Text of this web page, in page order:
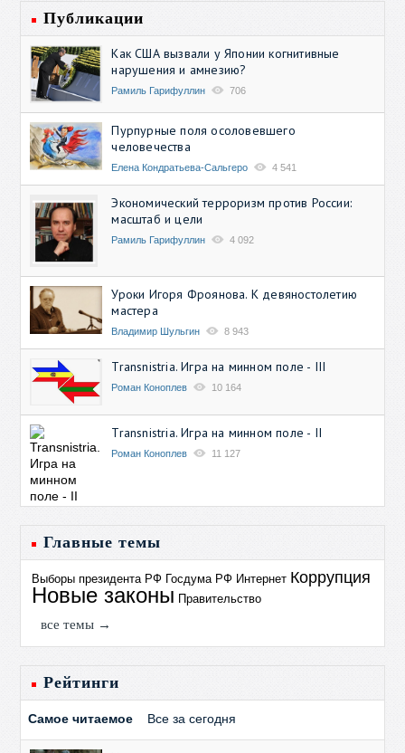
Публикации
Как США вызвали у Японии когнитивные
нарушения и амнезию?
Рамиль Гарифуллин 706
Пурпурные поля осоловевшего
человечества
Елена Кондратьева-Сальгеро 4 541
Экономический терроризм против России:
масштаб и цели
Рамиль Гарифуллин 4 092
Уроки Игоря Фроянова. К девяностолетию
мастера
Владимир Шульгин 8 943
Transnistria. Игра на минном поле - III
Роман Коноплев 10 164
Transnistria. Игра на минном поле - II
Роман Коноплев 11 127
Главные темы
Выборы президента РФ Госдума РФ Интернет Коррупция
Новые законы Правительство
все темы →
Рейтинги
Самое читаемое Все за сегодня